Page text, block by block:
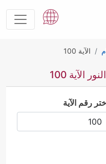
الآية 100
100
رقم الآية